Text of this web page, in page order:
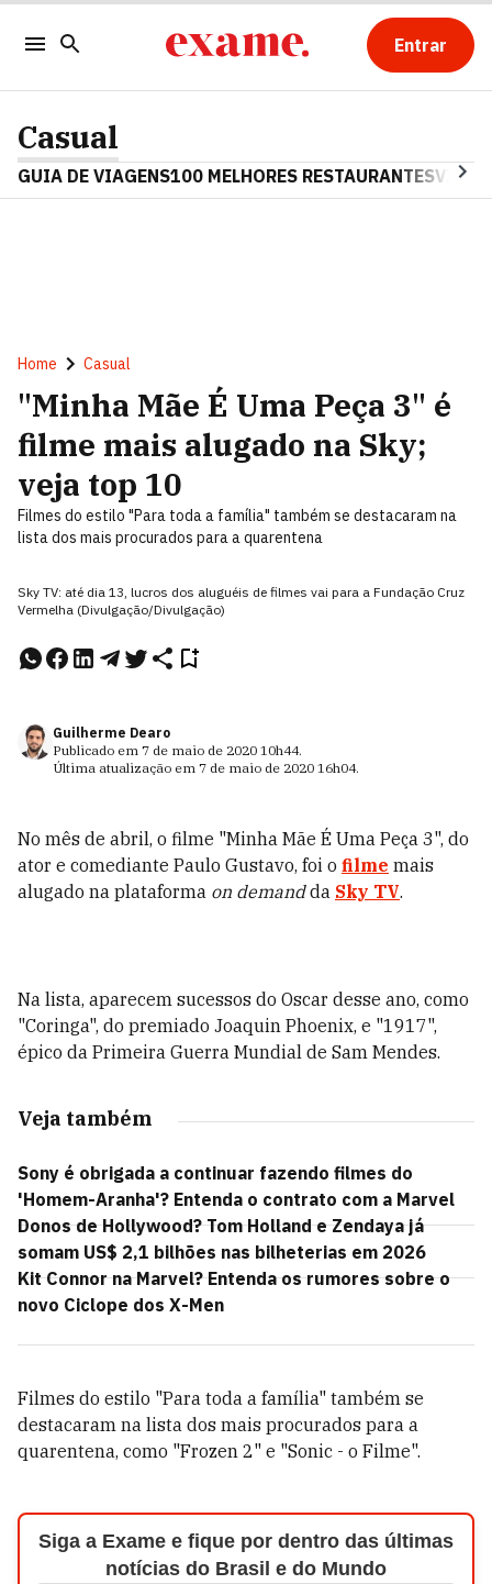
Entrar
Casual
GUIA DE VIAGENS100 MELHORES RESTAURANTES
Home Casual
"Minha Mãe É Uma Peça 3" é
filme mais alugado na Sky;
veja top 10
Filmes do estilo "Para toda a família" também se destacaram na
lista dos mais procurados para a quarentena
Sky TV: até dia 13, lucros dos aluguéis de filmes vai para a Fundação Cruz
Vermelha (Divulgação/Divulgação)
Guilherme Dearo
Publicado em 7 de maio de 2020 10h44.
Última atualização em 7 de maio de 2020 16h04.
No mês de abril, o filme "Minha Mãe É Uma Peça 3", do
ator e comediante Paulo Gustavo, foi o filme mais
alugado na plataforma on demandda Sky TV.
Na lista, aparecem sucessos do Oscar desse ano, como
"Coringa", do premiado Joaquin Phoenix, e "1917",
épico da Primeira Guerra Mundial de Sam Mendes.
Veja também
Sony é obrigada a continuar fazendo filmes do
'Homem-Aranha'? Entenda o contrato com a Marvel
Donos de Hollywood? Tom Holland e Zendaya já
somam US$ 2,1 bilhões nas bilheterias em 2026
Kit Connor na Marvel? Entenda os rumores sobre o
novo Ciclope dos X-Men
Filmes do estilo "Para toda a família" também se
destacaram na lista dos mais procurados para a
quarentena, como "Frozen 2" e "Sonic - o Filme".
Siga a Exame e fique por dentro das últimas
notícias do Brasil e do Mundo